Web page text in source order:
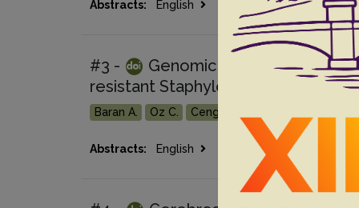
Abstracts: English Portuguese
#3 -
Genomic characterization,
resistant Staphylococcus aureus
Baran A. Oz C. Cengiz S.
Abstracts: English Portuguese